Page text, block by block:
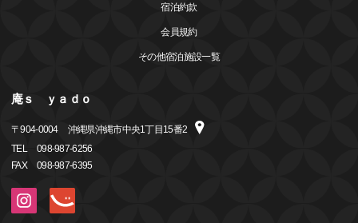
宿泊約款
会員規約
その他宿泊施設一覧
庵ｓ ｙａｄｏ
〒904-0004
沖縄県沖縄市中央1丁目15番2
TEL
098-987-6256
FAX
098-987-6395